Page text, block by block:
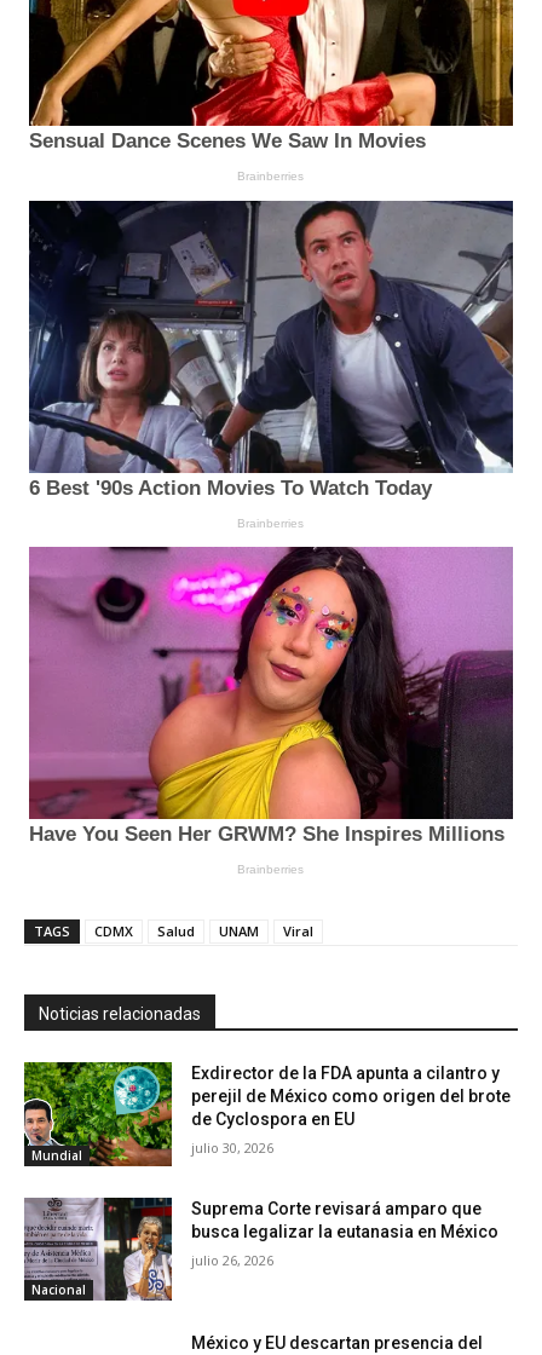
TAGS CDMX Salud UNAM Viral
Noticias relacionadas
Mundial
Exdirector de la FDA apunta a cilantro y
perejil de México como origen del brote
de Cyclospora en EU
julio 30, 2026
Nacional
Suprema Corte revisará amparo que
busca legalizar la eutanasia en México
julio 26, 2026
México y EU descartan presencia del